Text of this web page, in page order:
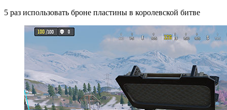
5 раз использовать броне пластины в королевской битве